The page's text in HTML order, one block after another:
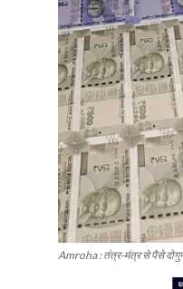
Amroha : तंत्र-मंत्र से पैसे दोगुने